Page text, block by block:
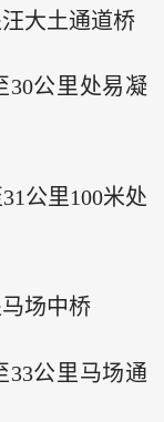
大土通道桥
30公里处易凝
公里100米处
场中桥
33公里马场通